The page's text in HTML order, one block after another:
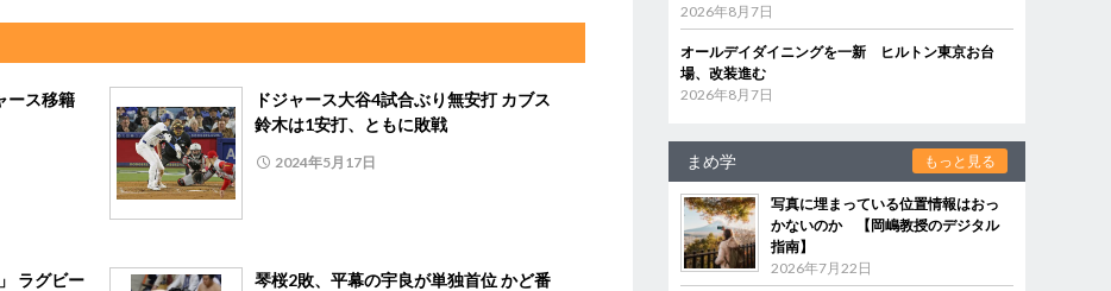
ース移籍
ドジャース大谷4試合ぶり無安打 カブス
鈴木は1安打、ともに敗戦
2024年5月17日
ラグビー
琴桜2敗、平幕の宇良が単独首位 かど番
2026年8月7日
オールデイダイニングを一新 ヒルトン東京お台
場、改装進む
2026年8月7日
まめ学 もっと見る
写真に埋まっている位置情報はおっ
かないのか 【岡嶋教授のデジタル
指南】
2026年7月22日